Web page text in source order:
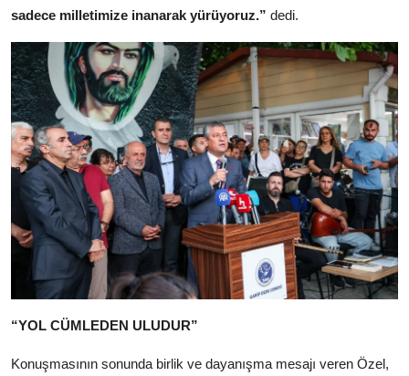
sadece milletimize inanarak yürüyoruz.” dedi.
“YOL CÜMLEDEN ULUDUR”
Konuşmasının sonunda birlik ve dayanışma mesajı veren Özel,